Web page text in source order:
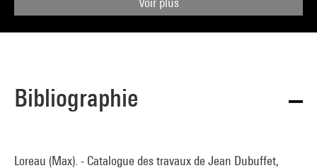
Bibliographie
Loreau (Max). - Catalogue des travaux de Jean Dubuffet,